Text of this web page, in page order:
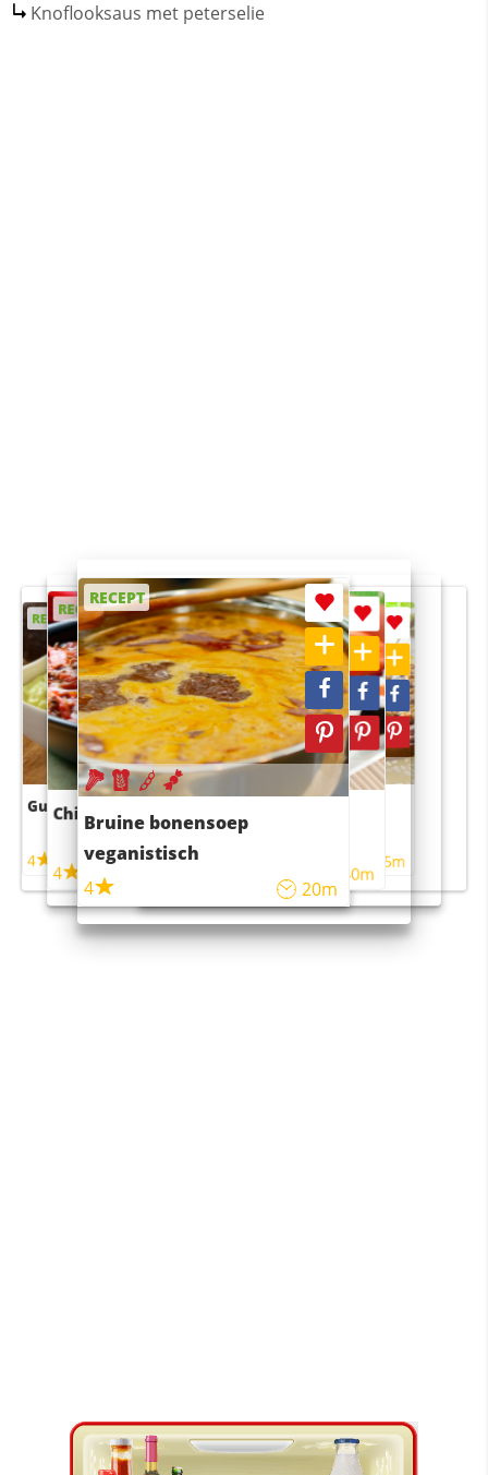
Knoflooksaus met peterselie
RECEPT
Guacamole
4
RECEPT
Chili con carne
4 45m
RECEPT
Bruine bonensoep
veganistisch
4
20m
RECEPT
Sushi rijstsalade
maaltijdsalade
40m
RECEPT
4 55m